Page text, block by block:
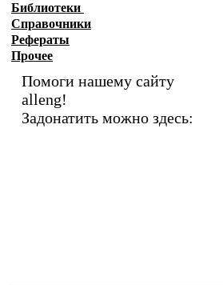
Библиотеки
Справочники
Рефераты
Прочее
Помоги нашему сайту
alleng!
Задонатить можно здесь: